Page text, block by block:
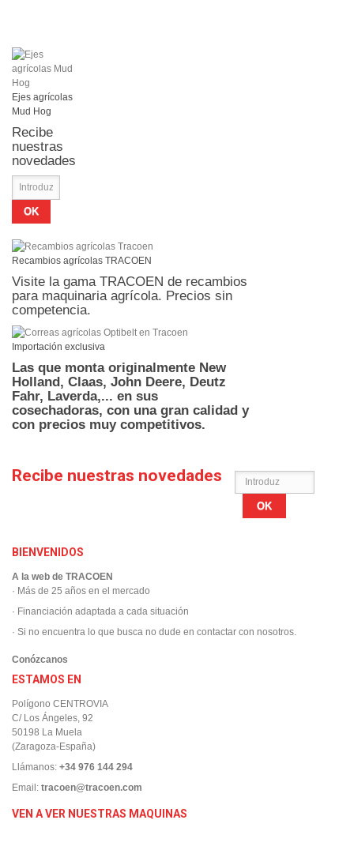
Ejes agrícolas
Mud Hog
Recibe
nuestras
novedades
OK
Recambios agrícolas TRACOEN
Visite la gama TRACOEN de recambios
para maquinaria agrícola. Precios sin
competencia.
Importación exclusiva
Las que monta originalmente New
Holland, Claas, John Deere, Deutz
Fahr, Laverda,... en sus
cosechadoras, con una gran calidad y
con precios muy competitivos.
Recibe nuestras novedades
OK
BIENVENIDOS
A la web de TRACOEN
· Más de 25 años en el mercado
· Financiación adaptada a cada situación
· Si no encuentra lo que busca no dude en contactar con nosotros.
Conózcanos
ESTAMOS EN
Polígono CENTROVIA
C/ Los Ángeles, 92
50198 La Muela
(Zaragoza-España)
Llámanos: +34 976 144 294
Email: tracoen@tracoen.com
VEN A VER NUESTRAS MAQUINAS